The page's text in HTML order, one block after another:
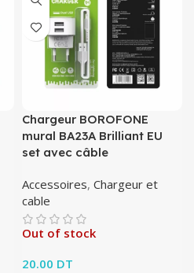
Chargeur BOROFONE
mural BA23A Brilliant EU
set avec câble
Accessoires, Chargeur et
cable
Out of stock
20.00 DT